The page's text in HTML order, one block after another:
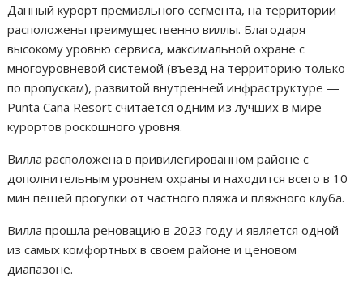
Данный курорт премиального сегмента, на территории
расположены преимущественно виллы. Благодаря
высокому уровню сервиса, максимальной охране с
многоуровневой системой (въезд на территорию только
по пропускам), развитой внутренней инфраструктуре —
Punta Cana Resort считается одним из лучших в мире
курортов роскошного уровня.
Вилла расположена в привилегированном районе с
дополнительным уровнем охраны и находится всего в 10
мин пешей прогулки от частного пляжа и пляжного клуба.
Вилла прошла реновацию в 2023 году и является одной
из самых комфортных в своем районе и ценовом
диапазоне.